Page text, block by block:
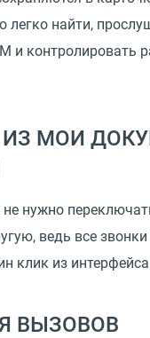
легко найти,
и контролировать
ИЗ МОИ
нужно
ведь все
клик из интерфейса
ВЫЗОВОВ